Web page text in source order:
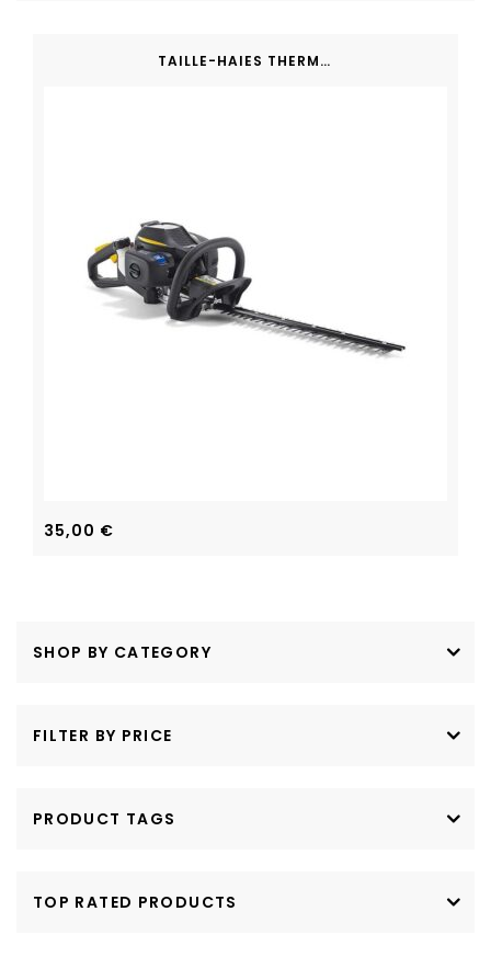
TAILLE-HAIES THERMIQUE
35,00 €
SHOP BY CATEGORY
FILTER BY PRICE
PRODUCT TAGS
TOP RATED PRODUCTS